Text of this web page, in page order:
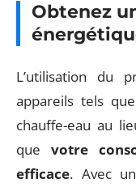
Obtenez
L’utilisation du
appareils tels
chauffe-eau au
que votre
efficace. Avec